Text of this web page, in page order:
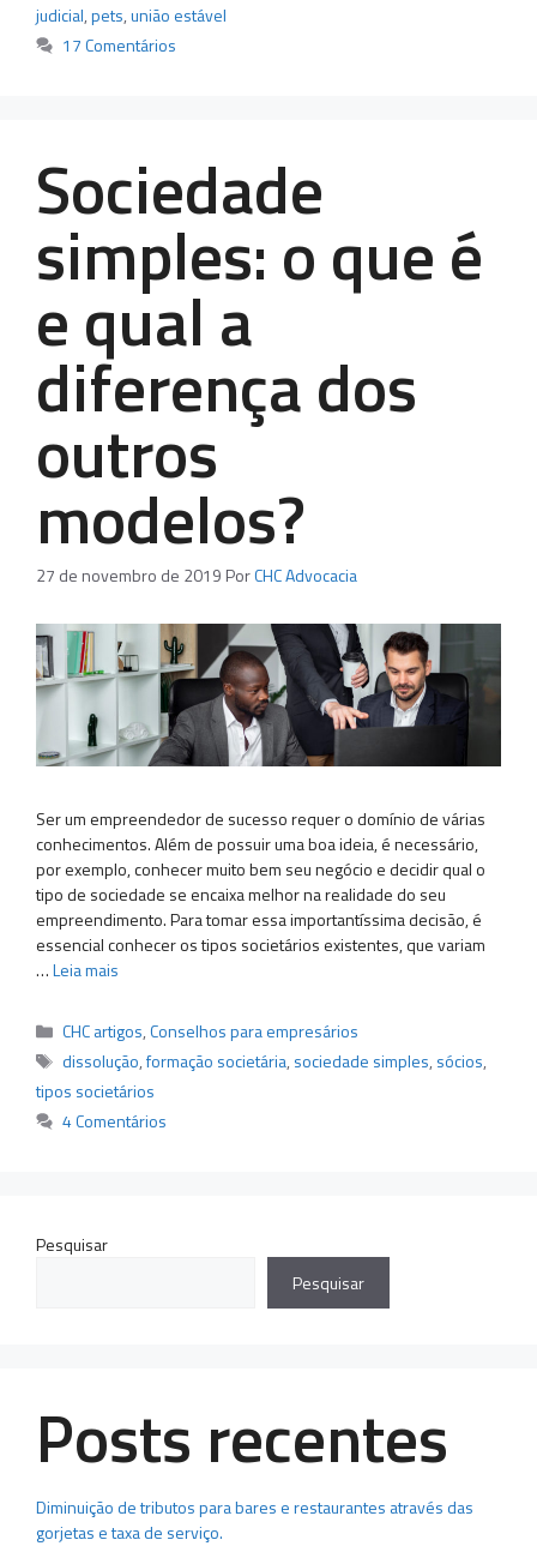
judicial,pets,união estável
17 Comentários
Sociedade
simples: o que é
e qual a
diferença dos
outros
modelos?
27 de novembro de 2019 PorCHC Advocacia
Ser um empreendedor de sucesso requer o domínio de várias
conhecimentos. Além de possuir uma boa ideia, é necessário,
por exemplo, conhecer muito bem seu negócio e decidir qual o
tipo de sociedade se encaixa melhor na realidade do seu
empreendimento. Para tomar essa importantíssima decisão, é
essencial conhecer os tipos societários existentes, que variam
…Leia mais
Categorias
CHC artigos,Conselhos para empresários
Tags
dissolução,formação societária, sociedade simples, sócios,
tipos societários
4 Comentários
Pesquisar
Pesquisar
Posts recentes
Diminuição de tributos para bares e restaurantes através das
gorjetas e taxa de serviço.